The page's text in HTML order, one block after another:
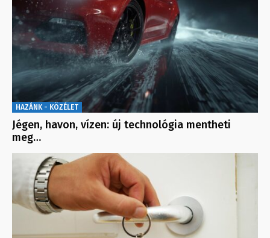
HAZÁNK - KÖZÉLET
Jégen, havon, vízen: új technológia mentheti
meg…